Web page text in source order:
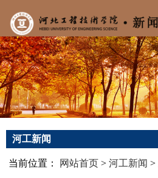
河工新闻
当前位置： 网站首页 > 河工新闻 >